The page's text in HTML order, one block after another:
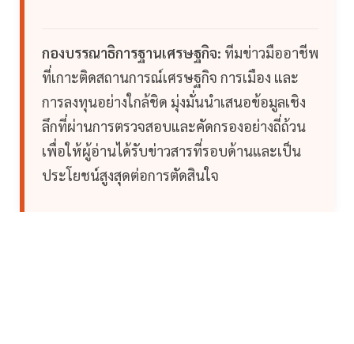
กองบรรณาธิการฐานเศรษฐกิจ: ทีมข่าวมืออาชีพ
ที่เกาะติดสถานการณ์เศรษฐกิจ การเมือง และ
การลงทุนอย่างใกล้ชิด มุ่งมั่นนำเสนอข้อมูลเชิง
ลึกที่ผ่านการตรวจสอบและคัดกรองอย่างถี่ถ้วน
เพื่อให้ผู้อ่านได้รับข่าวสารที่รอบด้านและเป็น
ประโยชน์สูงสุดต่อการตัดสินใจ